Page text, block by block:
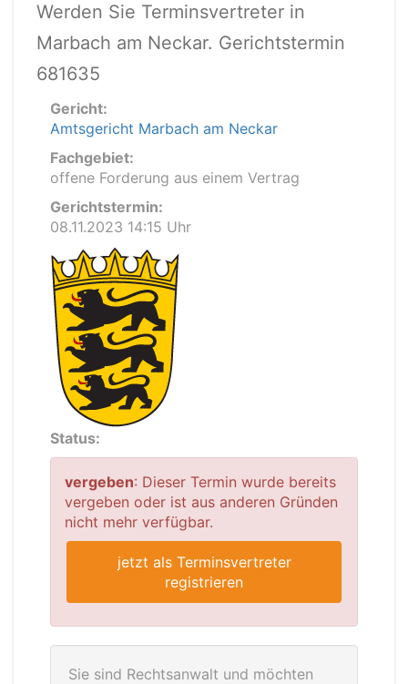
Werden Sie Terminsvertreter in
Marbach am Neckar. Gerichtstermin
681635
Gericht:
Amtsgericht Marbach am Neckar
Fachgebiet:
offene Forderung aus einem Vertrag
Gerichtstermin:
08.11.2023 14:15 Uhr
Status:
vergeben: Dieser Termin wurde bereits
vergeben oder ist aus anderen Gründen
nicht mehr verfügbar.
jetzt als Terminsvertreter
registrieren
Sie sind Rechtsanwalt und möchten